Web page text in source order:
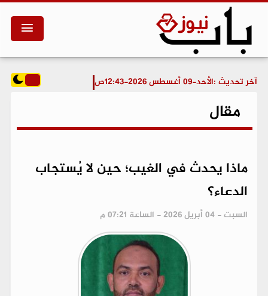
آخر تحديث :الأحد-09 أغسطس 2026-12:43ص
مقال
ماذا يحدث في الغيب؛ حين لا يُستجاب
الدعاء؟
السبت - 04 أبريل 2026 - الساعة 07:21 م